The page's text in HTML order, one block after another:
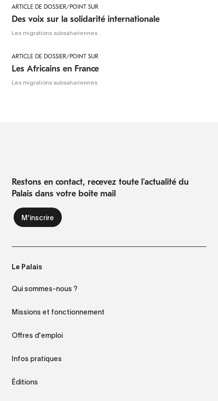
ARTICLE DE DOSSIER/POINT SUR
Des voix sur la solidarité internationale
Les migrations subsahariennes
ARTICLE DE DOSSIER/POINT SUR
Les Africains en France
Les migrations subsahariennes
Restons en contact, recevez toute l'actualité du
Palais dans votre boite mail
Le Palais
Qui sommes-nous ?
Missions et fonctionnement
Offres d'emploi
Infos pratiques
Éditions